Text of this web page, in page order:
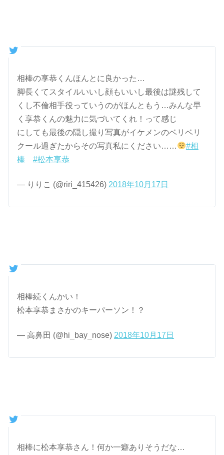
相棒の享恭くんほんとに良かった…
脚長くてスタイルいいし顔もいいし最後は謎残して
くし不倫相手役っていうのがほんともう…みんな早
く享恭くんの魅力に気づいてくれ！って感じ
にしても最後の隠し撮り写真がイケメンのベリベリ
クール過ぎたからその写真私にください……
#相
棒
#松本享恭
— りりこ (@riri_415426) 2018年10月17日
相棒続くんかい！
松本享恭まさかのキーパーソン！？
— 高鼻田 (@hi_bay_nose) 2018年10月17日
相棒に松本享恭さん！何か一癖ありそうだな…